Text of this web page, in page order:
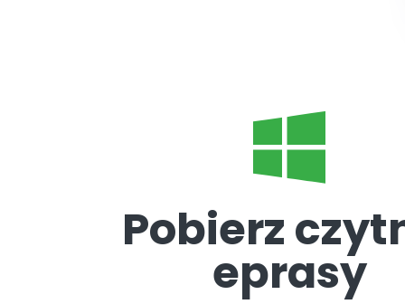
Pobierz
eprasy